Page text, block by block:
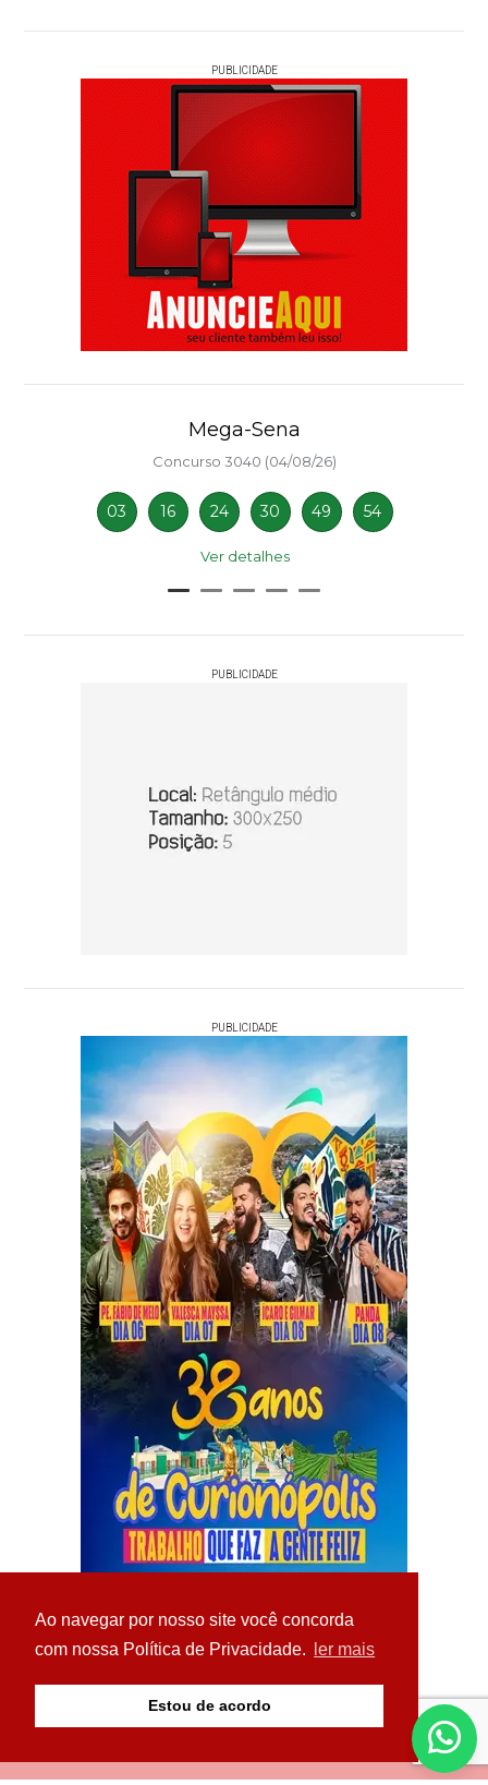
Ao navegar por nosso site você concorda
com nossa Política de Privacidade.
ler mais
Estou de acordo
PUBLICIDADE
Mega-Sena
Concurso 3040 (04/08/26)
03 16 24 30 49 54
Ver detalhes
PUBLICIDADE
PUBLICIDADE